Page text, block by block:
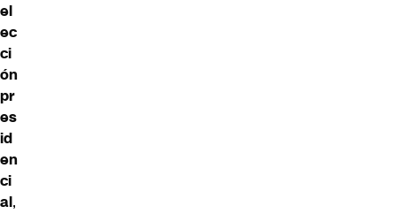
el
ec
ci
ón
pr
es
id
en
ci
al,